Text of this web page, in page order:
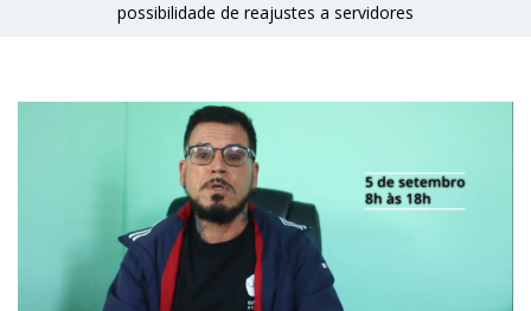
possibilidade de reajustes a servidores